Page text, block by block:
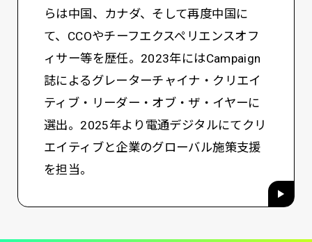
らは中国、カナダ、そして再度中国に
て、CCOやチーフエクスペリエンスオフ
ィサー等を歴任。2023年にはCampaign
誌によるグレーターチャイナ・クリエイ
ティブ・リーダー・オブ・ザ・イヤーに
選出。2025年より電通デジタルにてクリ
エイティブと企業のグローバル施策支援
を担当。